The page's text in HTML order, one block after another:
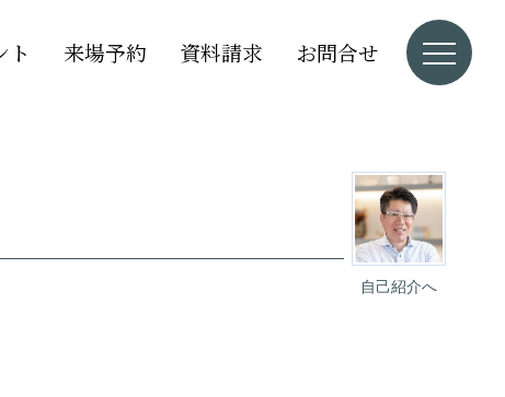
ト 来場予約 資料請求 お問合せ
自己紹介へ